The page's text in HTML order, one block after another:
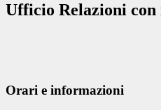
Ufficio Relazioni
Orari e informazioni